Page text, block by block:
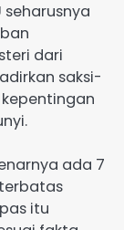
seharusnya
dari
saksi-
ada 7
itu